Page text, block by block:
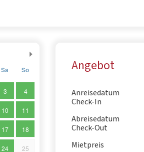
Sa So
3 4
10 11
17 18
24 25
Angebot
Anreisedatum
Check-In
Abreisedatum
Check-Out
Mietpreis